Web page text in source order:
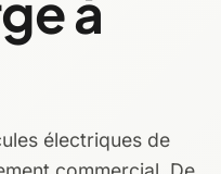
Appalaches
électriques de